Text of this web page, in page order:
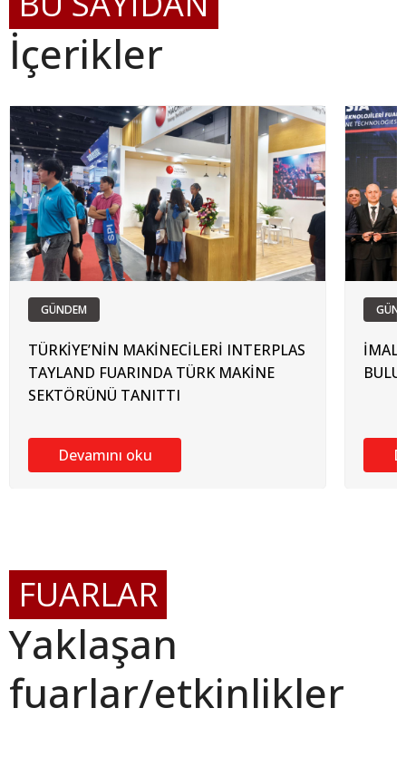
İçerikler
GÜNDEM
TÜRKİYE’NİN MAKİNECİLERİ INTERPLAS
TAYLAND FUARINDA TÜRK MAKİNE
SEKTÖRÜNÜ TANITTI
Devamını oku
FUARLAR
Yaklaşan
fuarlar/etkinlikler